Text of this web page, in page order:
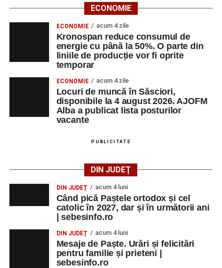
ECONOMIE
ECONOMIE acum 4 zile
Kronospan reduce consumul de
energie cu până la 50%. O parte din
liniile de producție vor fi oprite
temporar
ECONOMIE acum 4 zile
Locuri de muncă în Săsciori,
disponibile la 4 august 2026. AJOFM
Alba a publicat lista posturilor
vacante
PUBLICITATE
DIN JUDEȚ
DIN JUDEȚ acum 4 luni
Când pică Paștele ortodox și cel
catolic în 2027, dar și în următorii ani
| sebesinfo.ro
DIN JUDEȚ acum 4 luni
Mesaje de Paște. Urări și felicitări
pentru familie și prieteni |
sebesinfo.ro